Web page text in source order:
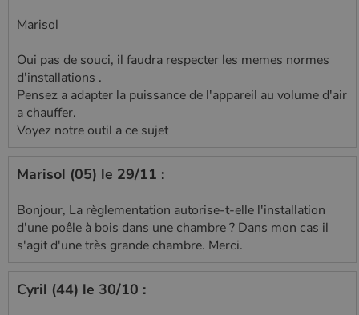
Marisol
Oui pas de souci, il faudra respecter les memes normes
d'installations .
Pensez a adapter la puissance de l'appareil au volume d'air
a chauffer.
Voyez notre outil a ce sujet
Marisol (05) le 29/11 :
Bonjour, La règlementation autorise-t-elle l'installation
d'une poêle à bois dans une chambre ? Dans mon cas il
s'agit d'une très grande chambre. Merci.
Cyril (44) le 30/10 :